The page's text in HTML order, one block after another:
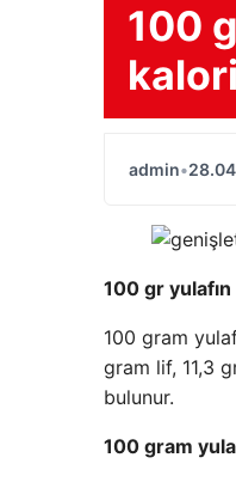
100
admin•
100 gr
100 gram
gram lif, 11,3
bulunur.
100 gram